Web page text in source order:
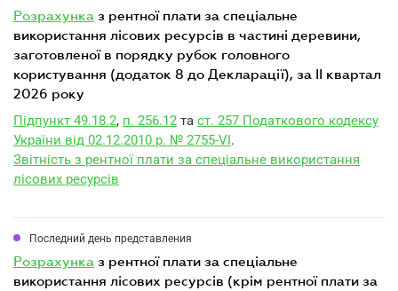
розрахунка з рентної плати за спеціальне
використання лісових ресурсів в частині деревини,
заготовленої в порядку рубок головного
користування (додаток 8 до Декларації), за II квартал
2026 року
Підпункт 49.18.2, п. 256.12 та ст. 257 Податкового кодексу
України від 02.12.2010 р. № 2755-VI.
Звітність з рентної плати за спеціальне використання
лісових ресурсів
Последний день представления
розрахунка з рентної плати за спеціальне
використання лісових ресурсів (крім рентної плати за